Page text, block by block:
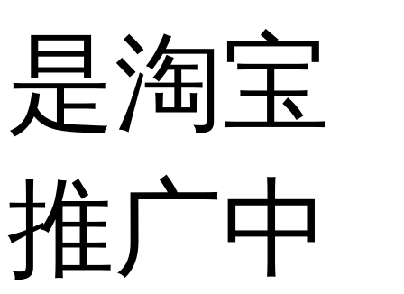
是淘宝
推广中